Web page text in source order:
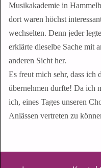
Musikakademie in
dort waren höchst
wechselten. Denn jeder
erklärte dieselbe Sache mit
anderen Sicht her.
Es freut mich sehr, dass
übernehmen durfte! Da ich
ich, eines Tages unseren
Anlässen vertreten zu